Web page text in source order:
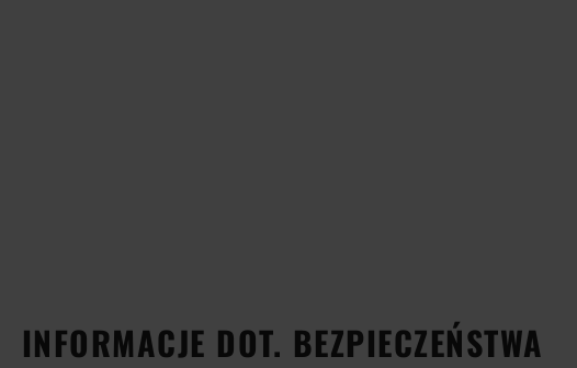
INFORMACJE DOT. BEZPIECZEŃSTWA